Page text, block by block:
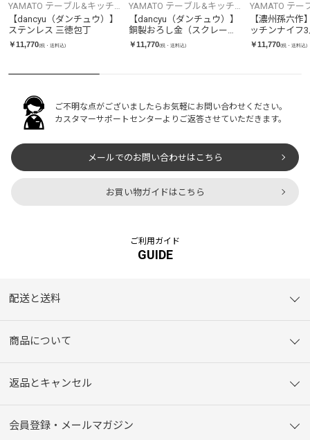
YAMATO テーブル&キッチ
ン
【dancyu（ダンチュウ）】
ステンレス 三徳包丁
￥11,770(税・送料込)
YAMATO テーブル&キッチ
ン
【dancyu（ダンチュウ）】
銅製おろし金（スクレーパ
ー付）
￥11,770(税・送料込)
YAMATO テー
ン
【濃州孫六作
ッチンナイフ
（シェフナイ
￥11,770(税・送料込)
ご不明な点がございましたらお気軽にお問い合わせください。
カスタマーサポートセンターよりご返答させていただきます。
メールでのお問い合わせはこちら
お買い物ガイドはこちら
ご利用ガイド
GUIDE
配送と送料
商品について
返品とキャンセル
会員登録・メールマガジン